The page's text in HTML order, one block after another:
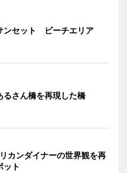
ンセット ビーチエリア
るさん橋を再現した橋
カンダイナーの世界観を再
ット